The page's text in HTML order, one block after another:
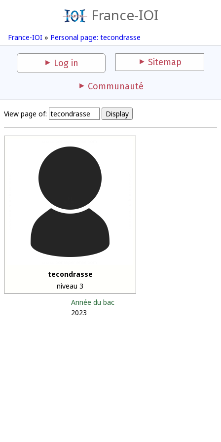
France-IOI
France-IOI » Personal page: tecondrasse
Log in Sitemap
Communauté
View page of:
tecondrasse
niveau 3
Année du bac
2023